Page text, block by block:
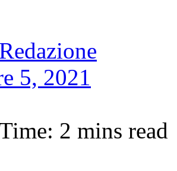
Redazione
5, 2021
2 mins read